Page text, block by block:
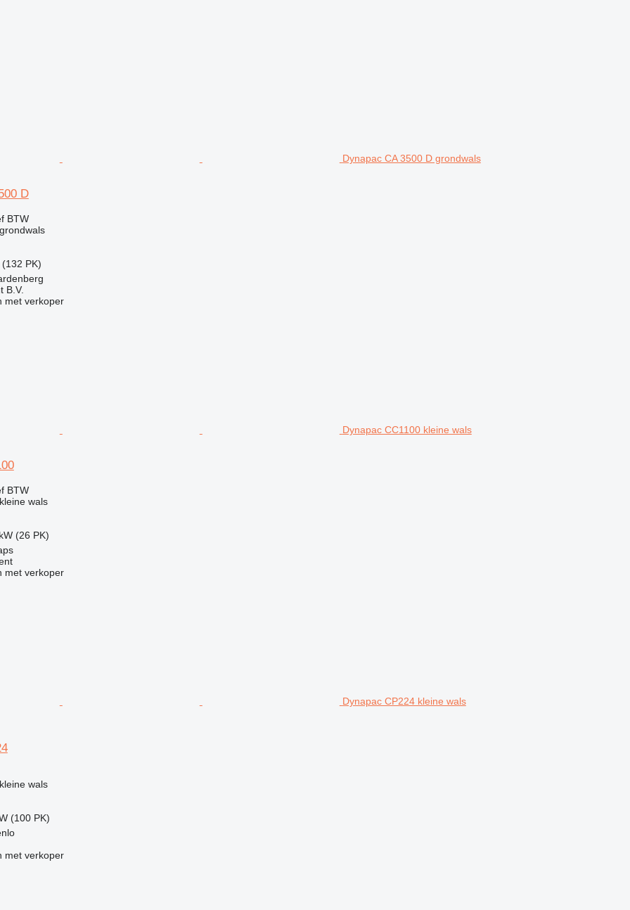
Dynapac CA 3500 D grondwals
D
BTW
PK)
B.V.
met verkoper
Dynapac CC1100 kleine wals
BTW
wals
(26 PK)
met verkoper
Dynapac CP224 kleine wals
wals
(100 PK)
met verkoper